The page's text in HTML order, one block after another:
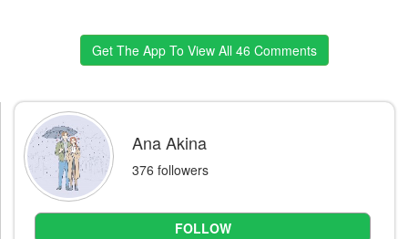
Get The App To View All 46 Comments
Ana Akina
376 followers
FOLLOW